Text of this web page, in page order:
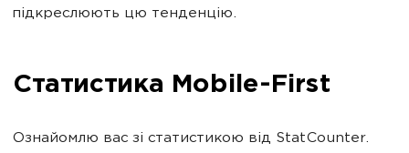
підкреслюють цю тенденцію.
Статистика Mobile-First
Ознайомлю вас зі статистикою від StatCounter.